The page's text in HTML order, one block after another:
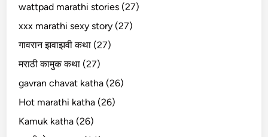
wattpad marathi stories (27)
xxx marathi sexy story (27)
गावरान झवाझवी कथा (27)
मराठी कामुक कथा (27)
gavran chavat katha (26)
Hot marathi katha (26)
Kamuk katha (26)